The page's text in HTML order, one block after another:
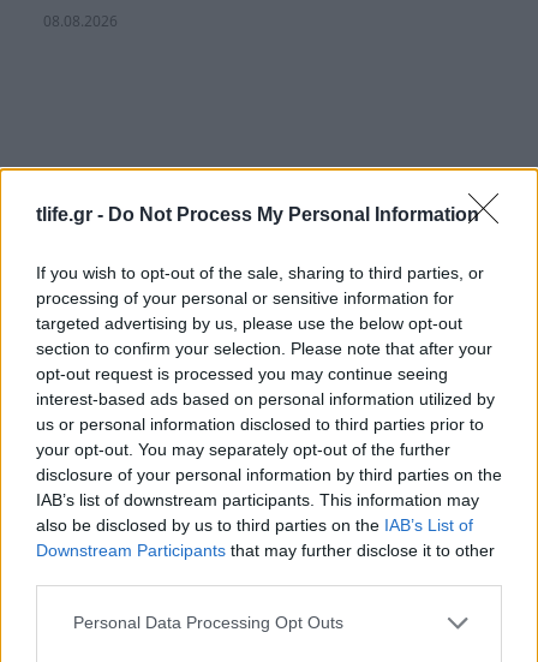
tlife.gr - Do Not Process My Personal Information
If you wish to opt-out of the sale, sharing to third parties, or
processing of your personal or sensitive information for
targeted advertising by us, please use the below opt-out
section to confirm your selection. Please note that after your
opt-out request is processed you may continue seeing
interest-based ads based on personal information utilized by
us or personal information disclosed to third parties prior to
your opt-out. You may separately opt-out of the further
disclosure of your personal information by third parties on the
IAB’s list of downstream participants. This information may
also be disclosed by us to third parties on the IAB’s List of
Downstream Participants that may further disclose it to other
Please note that this website/app uses one or more Google
Personal Data Processing Opt Outs
08.08.2026
Ξεσπά η Ελένη Βουλγαράκη για τα
δημοσιεύματα χωρισμού με τον Φώτη
Ιωαννίδη: «Κάντε καμιά βουτιά με το κεφάλι να
δροσιστείτε»